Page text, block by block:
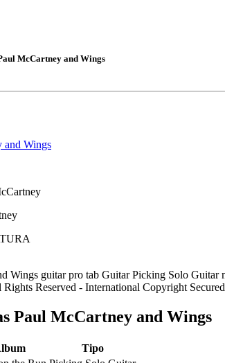
McCartney and Wings
and Wings
Reserved - International Copyright Secured
Paul McCartney and Wings
Tipo